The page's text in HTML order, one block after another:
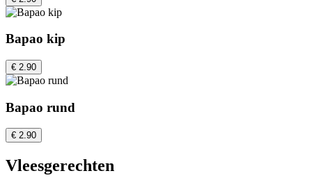
Bapao kip
€ 2.90
Bapao rund
€ 2.90
Vleesgerechten